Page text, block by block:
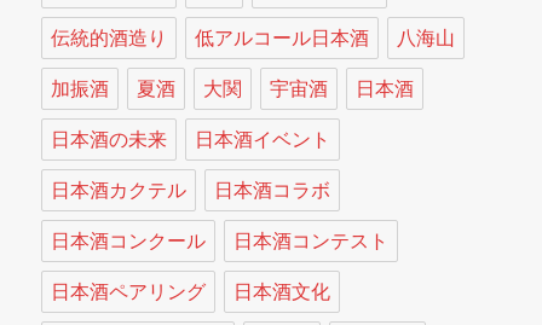
伝統的酒造り 低アルコール日本酒 八海山
加振酒 夏酒 大関 宇宙酒 日本酒
日本酒の未来 日本酒イベント
日本酒カクテル 日本酒コラボ
日本酒コンクール 日本酒コンテスト
日本酒ペアリング 日本酒文化